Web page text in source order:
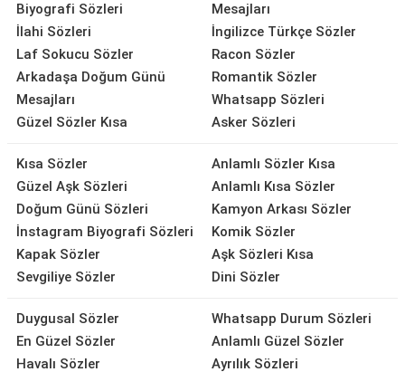
Biyografi Sözleri
İlahi Sözleri
Laf Sokucu Sözler
Arkadaşa Doğum Günü
Mesajları
Güzel Sözler Kısa
Mesajları
İngilizce Türkçe Sözler
Racon Sözler
Romantik Sözler
Whatsapp Sözleri
Asker Sözleri
Kısa Sözler
Güzel Aşk Sözleri
Doğum Günü Sözleri
İnstagram Biyografi Sözleri
Kapak Sözler
Sevgiliye Sözler
Anlamlı Sözler Kısa
Anlamlı Kısa Sözler
Kamyon Arkası Sözler
Komik Sözler
Aşk Sözleri Kısa
Dini Sözler
Duygusal Sözler
En Güzel Sözler
Havalı Sözler
Whatsapp Durum Sözleri
Anlamlı Güzel Sözler
Ayrılık Sözleri